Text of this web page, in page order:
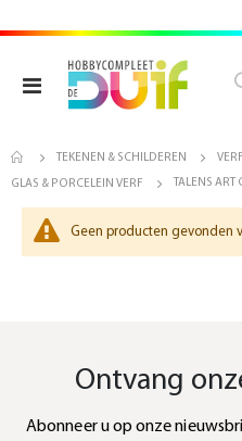
Toggle
TEKENEN & SCHILDEREN VERF
GLAS & PORCELEIN VERF TALENS ART
Geen producten gevonden
Ontvang
Abonneer u op onze